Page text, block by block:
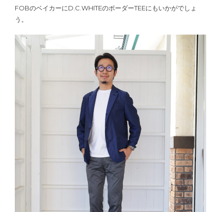
FOBのベイカーにD.C.WHITEのボーダーTEEにもいかがでしょ
う。